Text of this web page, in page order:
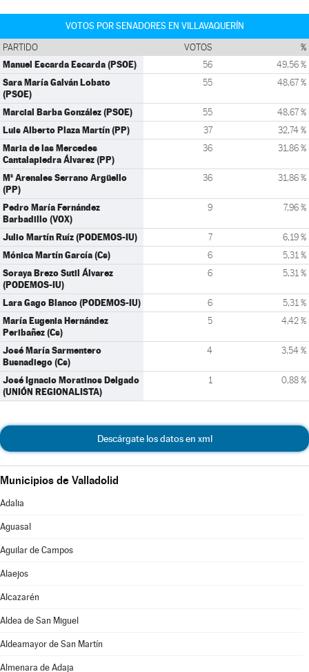
VOTOS POR SENADORES EN VILLAVAQUERÍN
PARTIDO VOTOS %
Manuel Escarda Escarda (PSOE) 56 49,56 %
Sara María Galván Lobato
(PSOE)
55 48,67 %
Marcial Barba González (PSOE) 55 48,67 %
Luis Alberto Plaza Martín (PP) 37 32,74 %
Maria de las Mercedes
Cantalapiedra Álvarez (PP)
36 31,86 %
Mª Arenales Serrano Argüello
(PP)
36 31,86 %
Pedro María Fernández
Barbadillo (VOX)
9 7,96 %
Julio Martín Ruíz (PODEMOS-IU) 7 6,19 %
Mónica Martín García (Cs) 6 5,31 %
Soraya Brezo Sutil Álvarez
(PODEMOS-IU)
6 5,31 %
Lara Gago Blanco (PODEMOS-IU) 6 5,31 %
María Eugenia Hernández
Peribañez (Cs)
5 4,42 %
José María Sarmentero
Busnadiego (Cs)
4 3,54 %
José Ignacio Moratinos Delgado
(UNIÓN REGIONALISTA)
1 0,88 %
Descárgate los datos en xml
Municipios de Valladolid
Adalia
Aguasal
Aguilar de Campos
Alaejos
Alcazarén
Aldea de San Miguel
Aldeamayor de San Martín
Almenara de Adaja